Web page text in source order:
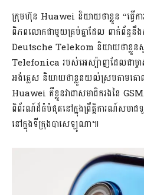
ក្រុមហ៊ុន Huawei និយាយថាខ្លួន “ធ្វើការប្
ពិភពលោកជាមួយគ្រប់គ្នាដែល ពាក់ព័ន្ធ
Deutsche Telekom និយាយថាខ្លួនស្វា
Telefonica របស់អេស្ប៉ាញដែលជាម្ច
អង់គ្លេស និយាយថាខ្លួនយល់ស្របតាម
Huawei គឺខ្លួនវាជាសមាជិករងនៃ
ពិព័រណ៍ដ៏ធំបំផុតនៅក្នុងព្រឹត្តិការណ៍សមា
នៅក្នុងទីក្រុងបាសេឡូណា៕